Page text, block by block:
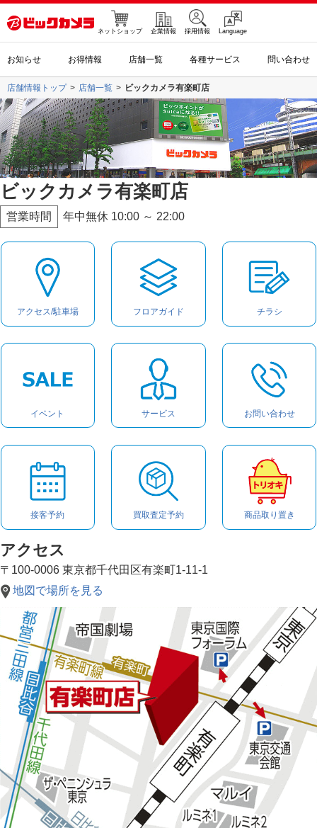
お知らせ お得情報 店舗一覧 各種サービス 問い合わせ
ネットショップ 企業情報 採用情報 Language
店舗情報トップ 店舗一覧 ビックカメラ有楽町店
ビックカメラ有楽町店
営業時間 年中無休 10:00 ～ 22:00
アクセス/駐車場 フロアガイド チラシ
イベント サービス お問い合わせ
接客予約 買取査定予約 商品取り置き
アクセス
〒100-0006 東京都千代田区有楽町1-11-1
地図で場所を見る